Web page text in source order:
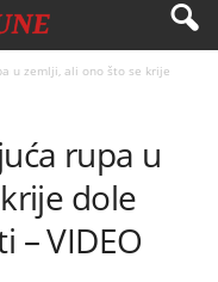
u zemlji, ali ono što se krije
rupa u
dole
– VIDEO